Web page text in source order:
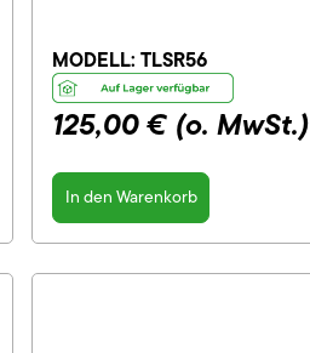
MODELL: TLSR56
125,00 € (o. MwSt.)
In den Warenkorb